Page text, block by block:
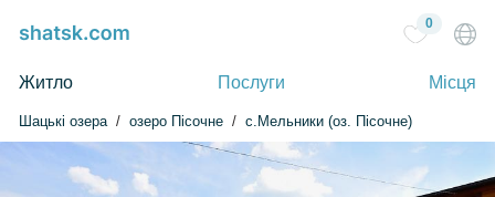
Житло Послуги Місця
0
Шацькі озера озеро Пісочне с.Мельники (оз. Пісочне)